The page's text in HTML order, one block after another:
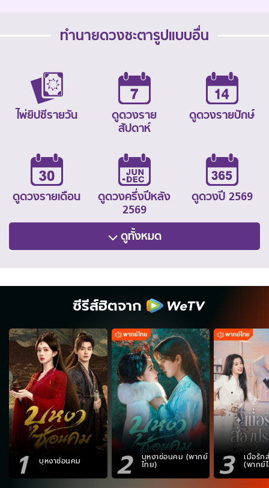
ทำนายดวงชะตารูปแบบอื่น
ไพ่ยิปซีรายวัน
ดูดวงราย
สัปดาห์
ดูดวงรายปักษ์
ดูดวงรายเดือน
ดูดวงครึ่งปีหลัง
2569
ดูดวงปี 2569
ดูทั้งหมด
ซีรีส์ฮิตจาก
1 บุหงาซ่อนคม 2 บุหงาซ่อนคม (พากย์
ไทย) 3 เมื่อรัก
(พากย์